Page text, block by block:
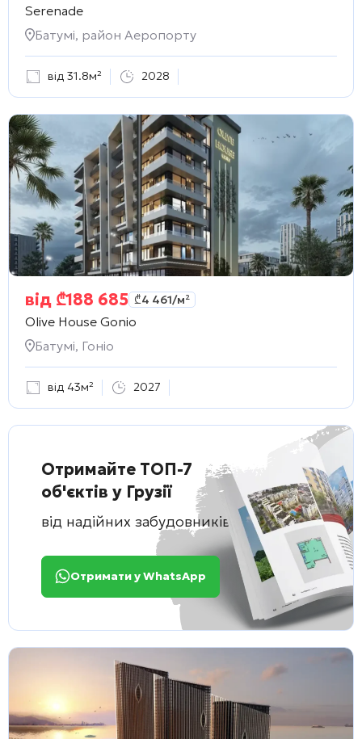
Serenade
Батумі, район Аеропорту
від 31.8м² 2028
від ₾188 685 ₾4 461/м²
Olive House Gonio
Батумі, Гоніо
від 43м² 2027
Отримайте ТОП-7
об'єктів у Грузії
від надійних забудовників
Отримати у WhatsApp